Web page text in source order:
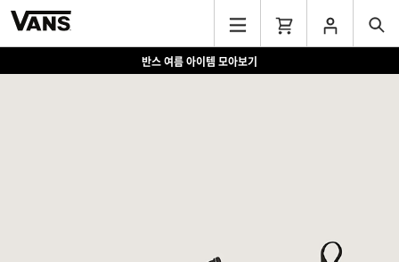
반스 여름 아이템 모아보기